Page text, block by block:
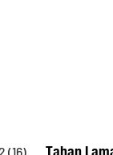
Tahan